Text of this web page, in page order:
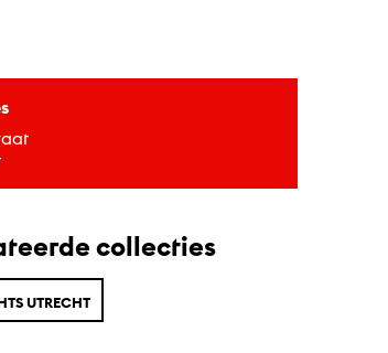
collecties
UTRECHT